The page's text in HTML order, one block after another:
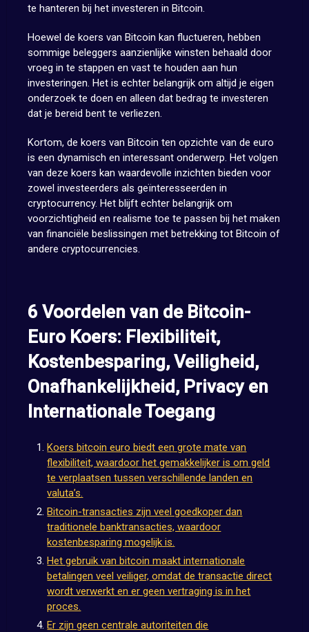
te hanteren bij het investeren in Bitcoin.
Hoewel de koers van Bitcoin kan fluctueren, hebben
sommige beleggers aanzienlijke winsten behaald door
vroeg in te stappen en vast te houden aan hun
investeringen. Het is echter belangrijk om altijd je eigen
onderzoek te doen en alleen dat bedrag te investeren
dat je bereid bent te verliezen.
Kortom, de koers van Bitcoin ten opzichte van de euro
is een dynamisch en interessant onderwerp. Het volgen
van deze koers kan waardevolle inzichten bieden voor
zowel investeerders als geïnteresseerden in
cryptocurrency. Het blijft echter belangrijk om
voorzichtigheid en realisme toe te passen bij het maken
van financiële beslissingen met betrekking tot Bitcoin of
andere cryptocurrencies.
6 Voordelen van de Bitcoin-
Euro Koers: Flexibiliteit,
Kostenbesparing, Veiligheid,
Onafhankelijkheid, Privacy en
Internationale Toegang
Koers bitcoin euro biedt een grote mate van
flexibiliteit, waardoor het gemakkelijker is om geld
te verplaatsen tussen verschillende landen en
valuta’s.
Bitcoin-transacties zijn veel goedkoper dan
traditionele banktransacties, waardoor
kostenbesparing mogelijk is.
Het gebruik van bitcoin maakt internationale
betalingen veel veiliger, omdat de transactie direct
wordt verwerkt en er geen vertraging is in het
proces.
Er zijn geen centrale autoriteiten die